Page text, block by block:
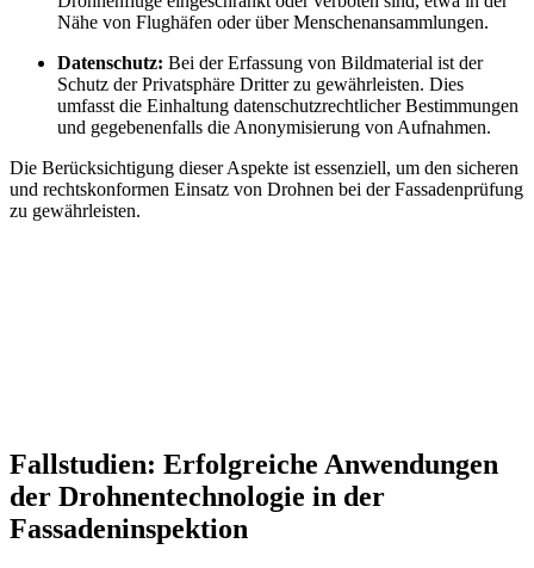
Nähe von Flughäfen oder über Menschenansammlungen.
Datenschutz: Bei der Erfassung von Bildmaterial ist der
Schutz der Privatsphäre Dritter zu gewährleisten. Dies
umfasst die Einhaltung datenschutzrechtlicher Bestimmungen
und gegebenenfalls die Anonymisierung von Aufnahmen.
Die Berücksichtigung dieser Aspekte ist essenziell, um den sicheren
und rechtskonformen Einsatz von Drohnen bei der Fassadenprüfung
zu gewährleisten.
Fallstudien: Erfolgreiche Anwendungen
der Drohnentechnologie in der
Fassadeninspektion